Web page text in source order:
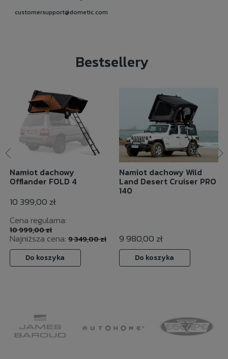
customersupport@dometic.com
Bestsellery
Namiot dachowy
Offlander FOLD 4
10 399,00 zł
Cena regularna:
10 999,00 zł
Najniższa cena: 9 349,00 zł
Do koszyka
Namiot dachowy Wild
Land Desert Cruiser PRO
140
9 980,00 zł
Do koszyka